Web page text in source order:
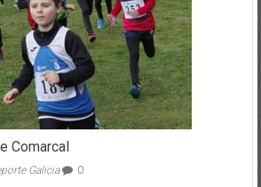
Comarcal
Galicia 0